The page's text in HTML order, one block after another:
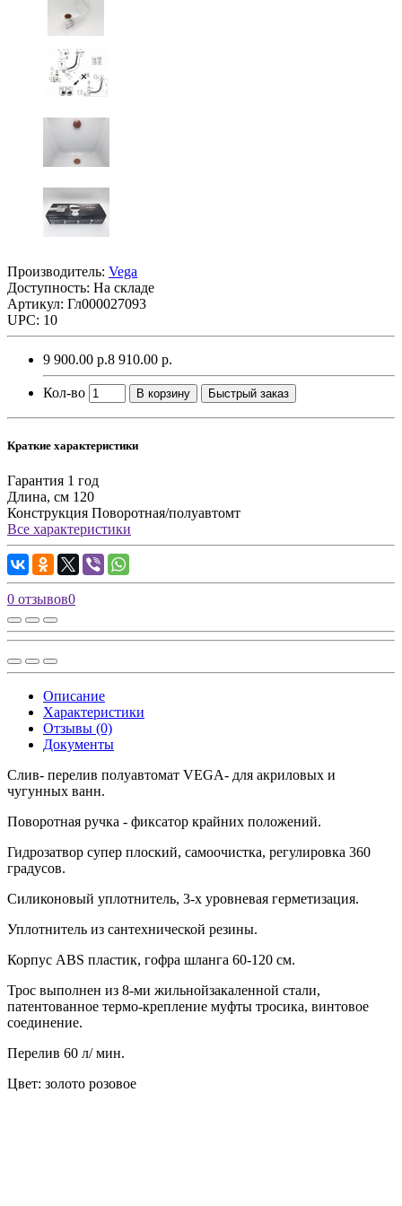
Производитель: Vega
Доступность: На складе
Артикул: Гл000027093
UPC: 10
9 900.00 р.8 910.00 р.
Кол-во В корзину Быстрый заказ
Краткие характеристики
Гарантия 1 год
Длина, см 120
Конструкция Поворотная/полуавтомт
Все характеристики
0 отзывов0
Описание
Характеристики
Отзывы (0)
Документы
Слив- перелив полуавтомат VEGA- для акриловых и
чугунных ванн.
Поворотная ручка - фиксатор крайних положений.
Гидрозатвор супер плоский, самоочистка, регулировка 360
градусов.
Силиконовый уплотнитель, 3-х уровневая герметизация.
Уплотнитель из сантехнической резины.
Корпус ABS пластик, гофра шланга 60-120 см.
Трос выполнен из 8-ми жильнойзакаленной стали,
патентованное термо-крепление муфты тросика, винтовое
соединение.
Перелив 60 л/ мин.
Цвет: золото розовое